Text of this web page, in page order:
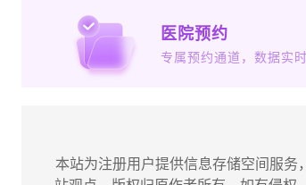
医院预约
专属预约通道，数据实
本站为注册用户提供信息存储空间服务